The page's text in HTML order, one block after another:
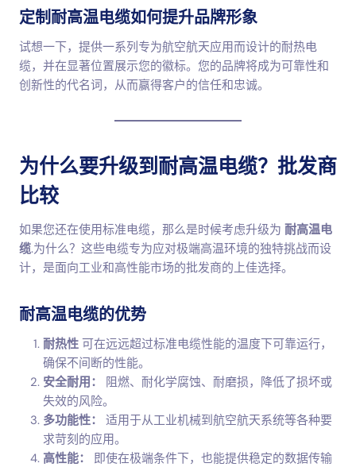
定制耐高温电缆如何提升品牌形象
试想一下，提供一系列专为航空航天应用而设计的耐热电
缆，并在显著位置展示您的徽标。您的品牌将成为可靠性和
创新性的代名词，从而赢得客户的信任和忠诚。
为什么要升级到耐高温电缆？批发商
比较
如果您还在使用标准电缆，那么是时候考虑升级为 耐高温电
缆.为什么？这些电缆专为应对极端高温环境的独特挑战而设
计，是面向工业和高性能市场的批发商的上佳选择。
耐高温电缆的优势
耐热性 可在远远超过标准电缆性能的温度下可靠运行，
确保不间断的性能。
安全耐用：
阻燃、耐化学腐蚀、耐磨损，降低了损坏或
失效的风险。
多功能性：
适用于从工业机械到航空航天系统等各种要
求苛刻的应用。
高性能：
即使在极端条件下，也能提供稳定的数据传输